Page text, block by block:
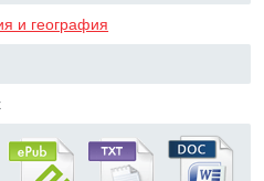
и география